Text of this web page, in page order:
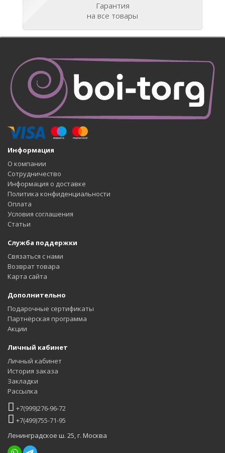
Гарантия
на все товары
Информация
О компании
Сотрудничество
Информация о доставке
Политика конфиденциальности
Оплата
Условия соглашения
Статьи
Служба поддержки
Связаться с нами
Возврат товара
Карта сайта
Дополнительно
Подарочные сертификаты
Партнёрская программа
Акции
Личный кабинет
Личный кабинет
История заказа
Закладки
Рассылка
+7(999)276-96-72
+7(499)755-71-95
Ленинградское ш. 25, г. Москва